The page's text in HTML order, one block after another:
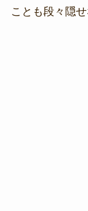
ことも段々隠